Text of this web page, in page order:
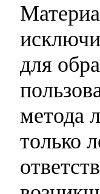
для
метода
только